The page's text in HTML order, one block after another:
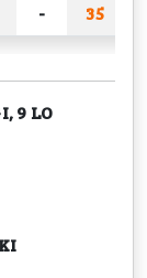
- 35
9 LO